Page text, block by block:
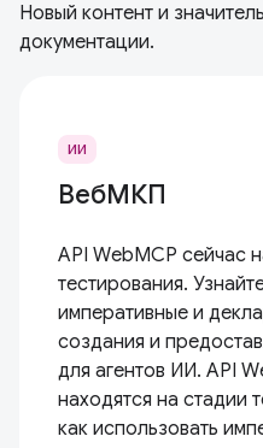
Новый контент и
документации.
ИИ
ВебМКП
API WebMCP сейчас
тестирования.
императивные и
создания и
для агентов ИИ. API
находятся на стадии
как использовать